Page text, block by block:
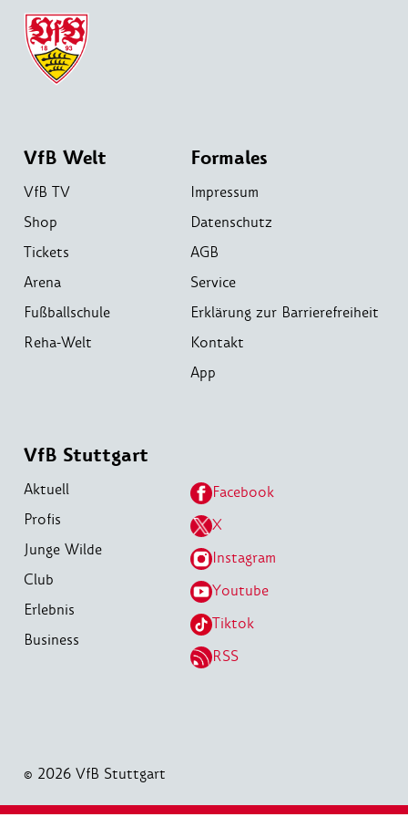
VfB Welt
VfB TV
Shop
Tickets
Arena
Fußballschule
Reha-Welt
Formales
Impressum
Datenschutz
AGB
Service
Erklärung zur Barrierefreiheit
Kontakt
App
VfB Stuttgart
Aktuell
Profis
Junge Wilde
Club
Erlebnis
Business
Facebook
X
Instagram
Youtube
Tiktok
RSS
© 2026 VfB Stuttgart